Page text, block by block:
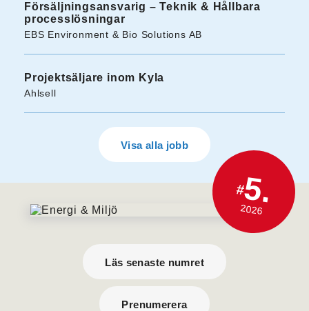
Försäljningsansvarig – Teknik & Hållbara
processlösningar
EBS Environment & Bio Solutions AB
Projektsäljare inom Kyla
Ahlsell
Visa alla jobb
#5.
2026
Läs senaste numret
Prenumerera